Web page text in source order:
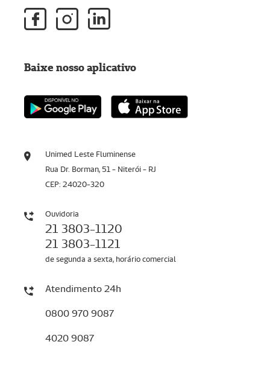
Unimed Leste Fluminense
Rua Dr. Borman, 51 - Niterói - RJ
CEP: 24020-320
Ouvidoria
21 3803-1120
21 3803-1121
de segunda a sexta, horário comercial
Atendimento 24h
0800 970 9087
4020 9087
Baixe nosso aplicativo